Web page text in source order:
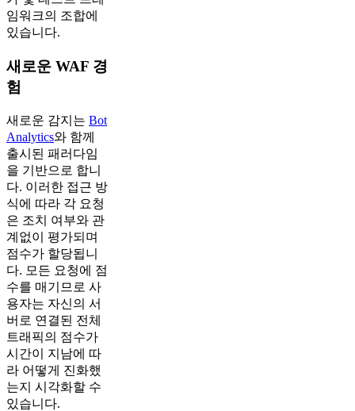
임워크의 조합에
있습니다.
새로운 WAF 경
험
새로운 감지는 Bot
Analytics와 함께
출시된 패러다임
을 기반으로 합니
다. 이러한 접근 방
식에 따라 각 요청
은 조치 여부와 관
계없이 평가되며
점수가 할당됩니
다. 모든 요청에 점
수를 매기므로 사
용자는 자신의 서
버로 연결된 전체
트래픽의 점수가
시간이 지남에 따
라 어떻게 진화했
는지 시각화할 수
있습니다.